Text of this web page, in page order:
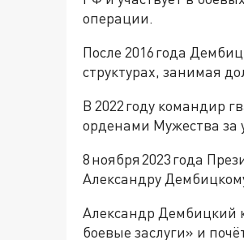
операции.
После 2016 года
структурах, занимая
В 2022 году командир
орденами Мужества за
8 ноября 2023 года
Александру
Александр Дембицкий
боевые заслуги» и